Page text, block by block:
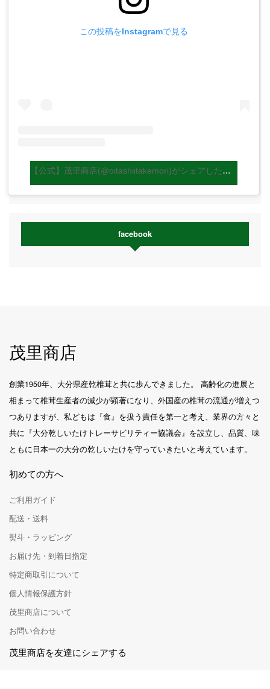
この投稿をInstagramで見る
【公式】茂里商店(@oitashiitakemori)がシェアした投稿
facebook
茂里商店
創業1950年、大分県産乾椎茸と共に歩んできました。 高齢化の進展と
相まって椎茸生産者の減少が顕著になり、外国産の椎茸の流通が増えつ
つありますが、私どもは『食』を扱う責任を第一と考え、業界の方々と
共に『大分乾しいたけトレーサビリティー協議会』を設立し、品質、味
ともに日本一の大分の乾しいたけを守っていきたいと考えています。
初めての方へ
ご利用ガイド
配送・送料
熨斗・ラッピング
お届け先・到着日指定
特定商取引について
個人情報保護方針
茂里商店について
お問い合わせ
茂里商店を友達にシェアする